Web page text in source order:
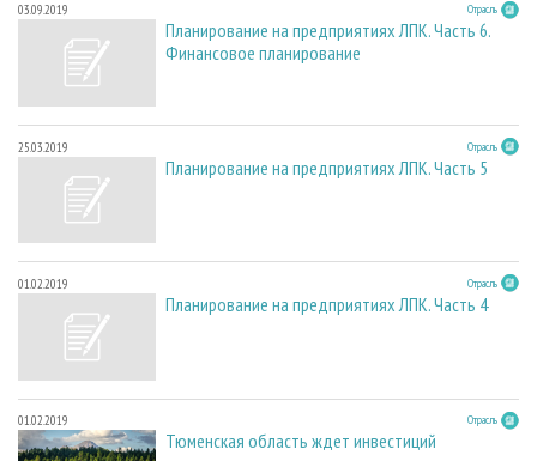
03.09.2019 Отрасль
Планирование на предприятиях ЛПК. Часть 6.
Финансовое планирование
25.03.2019 Отрасль
Планирование на предприятиях ЛПК. Часть 5
01.02.2019 Отрасль
Планирование на предприятиях ЛПК. Часть 4
01.02.2019 Отрасль
Тюменская область ждет инвестиций